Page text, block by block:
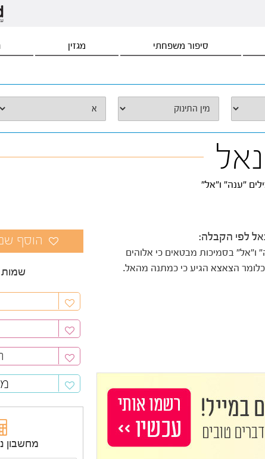
סיפור משפחתי מגזין
"ענה" ו"אל"
לפי הקבלה:
ו"אל" בסמיכות מבטאים כי אלוהים
הצאצא הגיע כי כמתנה מהאל.
שמות
מחשבון